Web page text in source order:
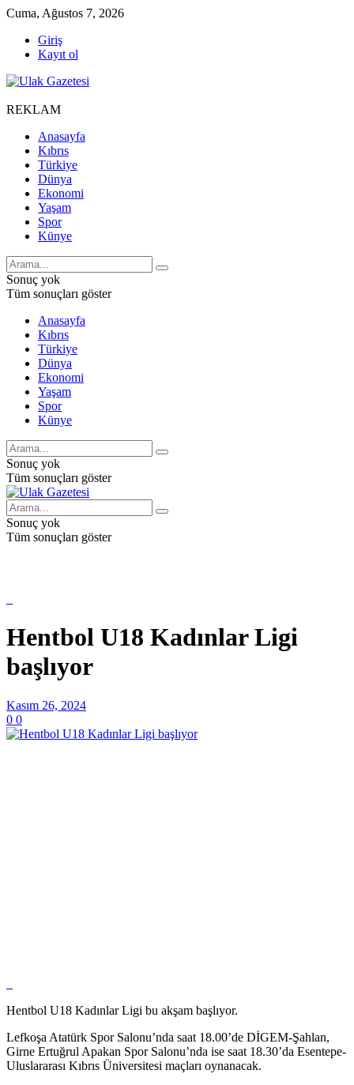
Cuma, Ağustos 7, 2026
Giriş
Kayıt ol
REKLAM
Anasayfa
Kıbrıs
Türkiye
Dünya
Ekonomi
Yaşam
Spor
Künye
Sonuç yok
Tüm sonuçları göster
Anasayfa
Kıbrıs
Türkiye
Dünya
Ekonomi
Yaşam
Spor
Künye
Sonuç yok
Tüm sonuçları göster
Sonuç yok
Tüm sonuçları göster
Hentbol U18 Kadınlar Ligi
başlıyor
Kasım 26, 2024
0 0
Hentbol U18 Kadınlar Ligi bu akşam başlıyor.
Lefkoşa Atatürk Spor Salonu’nda saat 18.00’de DİGEM-Şahlan,
Girne Ertuğrul Apakan Spor Salonu’nda ise saat 18.30’da Esentepe-
Uluslararası Kıbrıs Üniversitesi maçları oynanacak.